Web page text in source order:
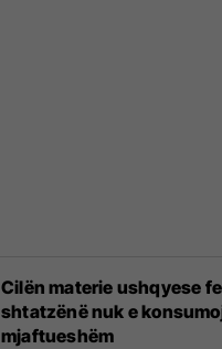
Cilën materie ushqyese
shtatzënë nuk e
mjaftueshëm